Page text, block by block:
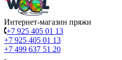
Интернет-магазин пряжи
+7 925 405 01 13
+7 925 405 01 13
+7 499 637 51 20